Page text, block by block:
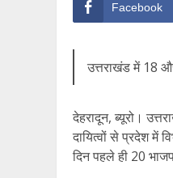
Facebook
उत्तराखंड में 18
देहरादून, ब्यूरो।
दायित्वों से प्रदेश में
दिन पहले ही 20